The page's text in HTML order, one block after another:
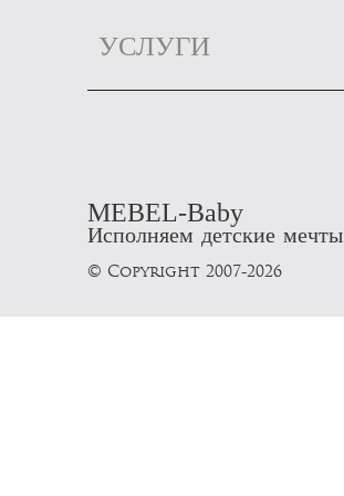
УСЛУГИ
MEBEL-Baby
Исполняем детские мечты
© Copyright 2007-2026